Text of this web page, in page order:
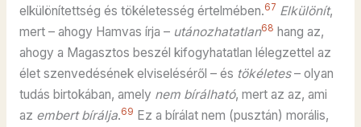
elkülönítettség és tökéletesség értelmében.67 Elkülönít,
mert – ahogy Hamvas írja – utánozhatatlan68 hang az,
ahogy a Magasztos beszél kifogyhatatlan lélegzettel az
élet szenvedésének elviseléséről – és tökéletes– olyan
tudás birtokában, amely nem bírálható, mert az az, ami
az embert bírálja.69 Ez a bírálat nem (pusztán) morális,